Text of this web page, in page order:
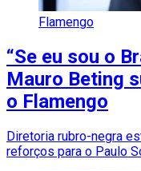
Flamengo
“Se eu sou o
Mauro Beting
o Flamengo
Diretoria rubro-negra
reforços para o Paulo